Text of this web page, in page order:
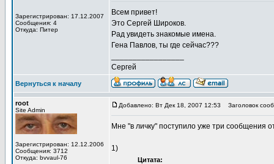
Зарегистрирован: 17.12.2007
Сообщения: 4
Откуда: Питер
Всем привет!
Это Сергей Широков.
Рад увидеть знакомые имена.
Гена Павлов, ты где сейчас???
Сергей
Вернуться к началу
root
Site Admin
Зарегистрирован: 12.12.2006
Сообщения: 3712
Откуда: bvvaul-76
Добавлено: Вт Дек 18, 2007 12:53 Заголовок
Мне "в личку" поступило уже три сообщения
1)
Цитата: